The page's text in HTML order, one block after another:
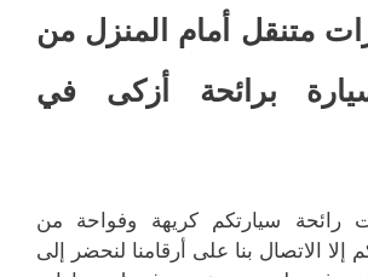
متنقل أمام المنزل من
برائحة أزكى في
سيارتكم كريهة وفواحة من
إلا الاتصال بنا على أرقامنا لنحضر إلى